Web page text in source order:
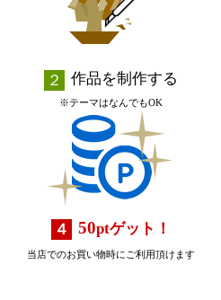
作品を制作する
※テーマはなんでもOK
50ptゲット！
当店でのお買い物時にご利用頂けます